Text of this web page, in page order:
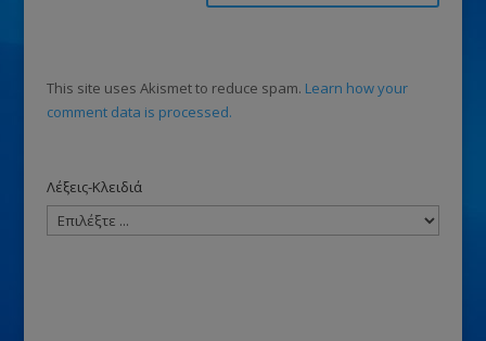
This site uses Akismet to reduce spam. Learn how your
comment data is processed.
Λέξεις-Κλειδιά